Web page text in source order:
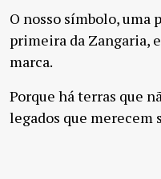
O nosso símbolo, uma
primeira da Zangaria,
marca.
Porque há terras que
legados que merecem